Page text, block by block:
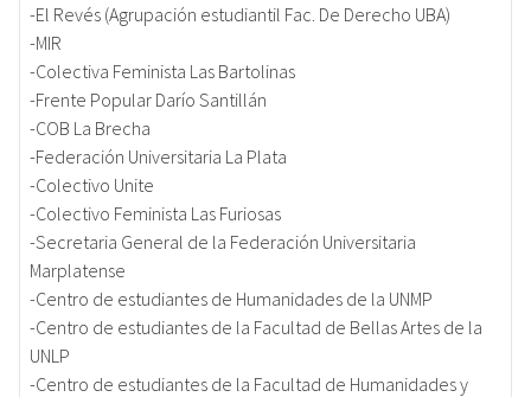
-El Revés (Agrupación estudiantil Fac. De Derecho UBA)
-MIR
-Colectiva Feminista Las Bartolinas
-Frente Popular Darío Santillán
-COB La Brecha
-Federación Universitaria La Plata
-Colectivo Unite
-Colectivo Feminista Las Furiosas
-Secretaria General de la Federación Universitaria
Marplatense
-Centro de estudiantes de Humanidades de la UNMP
-Centro de estudiantes de la Facultad de Bellas Artes de la
UNLP
-Centro de estudiantes de la Facultad de Humanidades y